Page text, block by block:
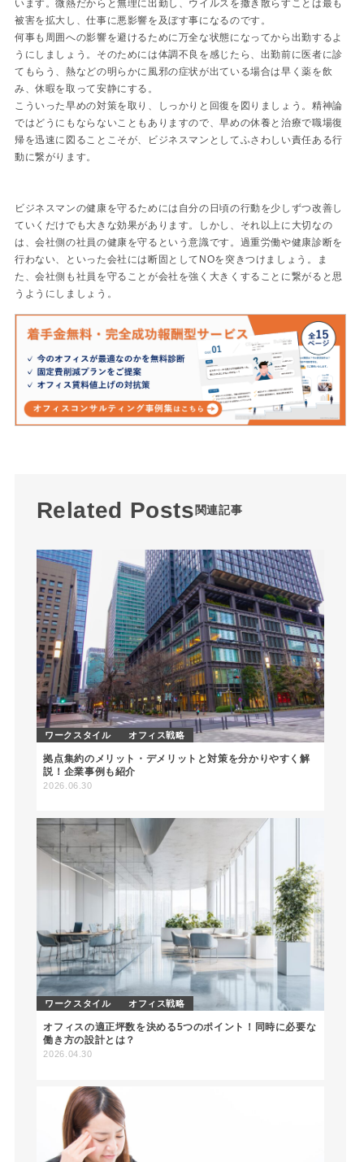
います。微熱だからと無理に出勤し、ウイルスを撒き散らすことは最も
被害を拡大し、仕事に悪影響を及ぼす事になるのです。
何事も周囲への影響を避けるために万全な状態になってから出勤するよ
うにしましょう。そのためには体調不良を感じたら、出勤前に医者に診
てもらう、熱などの明らかに風邪の症状が出ている場合は早く薬を飲
み、休暇を取って安静にする。
こういった早めの対策を取り、しっかりと回復を図りましょう。精神論
ではどうにもならないこともありますので、早めの休養と治療で職場復
帰を迅速に図ることこそが、ビジネスマンとしてふさわしい責任ある行
動に繋がります。
ビジネスマンの健康を守るためには自分の日頃の行動を少しずつ改善し
ていくだけでも大きな効果があります。しかし、それ以上に大切なの
は、会社側の社員の健康を守るという意識です。過重労働や健康診断を
行わない、といった会社には断固としてNOを突きつけましょう。ま
た、会社側も社員を守ることが会社を強く大きくすることに繋がると思
うようにしましょう。
Related Posts 関連記事
ワークスタイル オフィス戦略
拠点集約のメリット・デメリットと対策を分かりやすく解
説！企業事例も紹介
2026.06.30
ワークスタイル オフィス戦略
オフィスの適正坪数を決める5つのポイント！同時に必要な
働き方の設計とは？
2026.04.30